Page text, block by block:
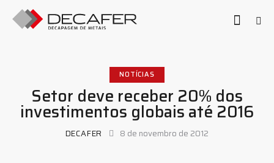
NOTÍCIAS
Setor deve receber 20% dos
investimentos globais até 2016
DECAFER 8 de novembro de 2012